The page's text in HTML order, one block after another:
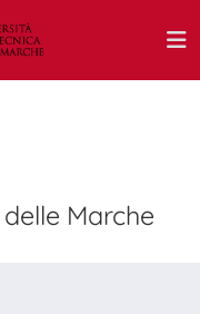
Marche